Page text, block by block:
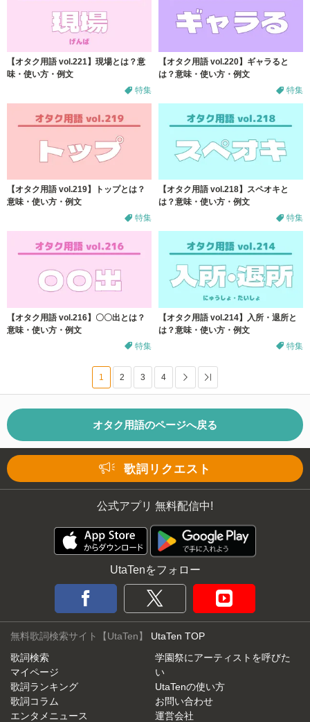
【オタク用語 vol.221】現場とは？意
味・使い方・例文
特集
【オタク用語 vol.220】ギャラると
は？意味・使い方・例文
特集
【オタク用語 vol.219】トップとは？
意味・使い方・例文
特集
【オタク用語 vol.218】スペオキと
は？意味・使い方・例文
特集
【オタク用語 vol.216】〇〇出とは？
意味・使い方・例文
特集
【オタク用語 vol.214】入所・退所と
は？意味・使い方・例文
特集
1 2 3 4 次へ
オタク用語のページへ戻る
歌詞リクエスト
公式アプリ 無料配信中!
UtaTenをフォロー
無料歌詞検索サイト【UtaTen】 UtaTen TOP
歌詞検索
マイページ
歌詞ランキング
歌詞コラム
エンタメニュース
学園祭にアーティストを呼びた
い
UtaTenの使い方
お問い合わせ
運営会社